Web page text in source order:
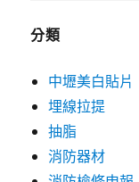
分類
中壢美白貼片
埋線拉提
抽脂
消防器材